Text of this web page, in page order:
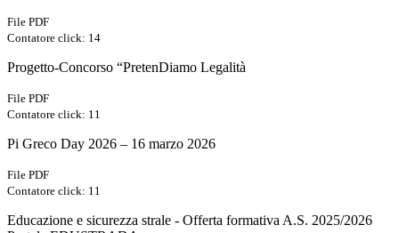
File PDF
Contatore click: 14
Progetto-Concorso “PretenDiamo Legalità
File PDF
Contatore click: 11
Pi Greco Day 2026 – 16 marzo 2026
File PDF
Contatore click: 11
Educazione e sicurezza strale - Offerta formativa A.S. 2025/2026